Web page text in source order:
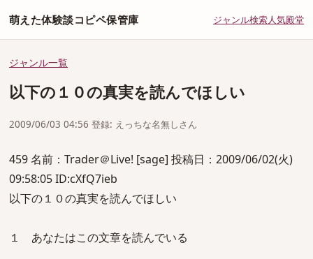
萌えた体験談コピペ保管庫 ジャンル検索人気殿堂
ジャンル一覧
以下の１０の真実を読んでほしい
2009/06/03 04:56 登録: えっちな名無しさん
459 名前：Trader＠Live! [sage] 投稿日：2009/06/02(火)
09:58:05 ID:cXfQ7ieb
以下の１０の真実を読んでほしい
１ あなたはこの文章を読んでいる